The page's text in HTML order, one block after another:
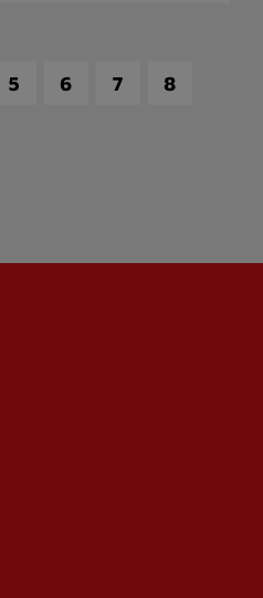
5 6 7
8